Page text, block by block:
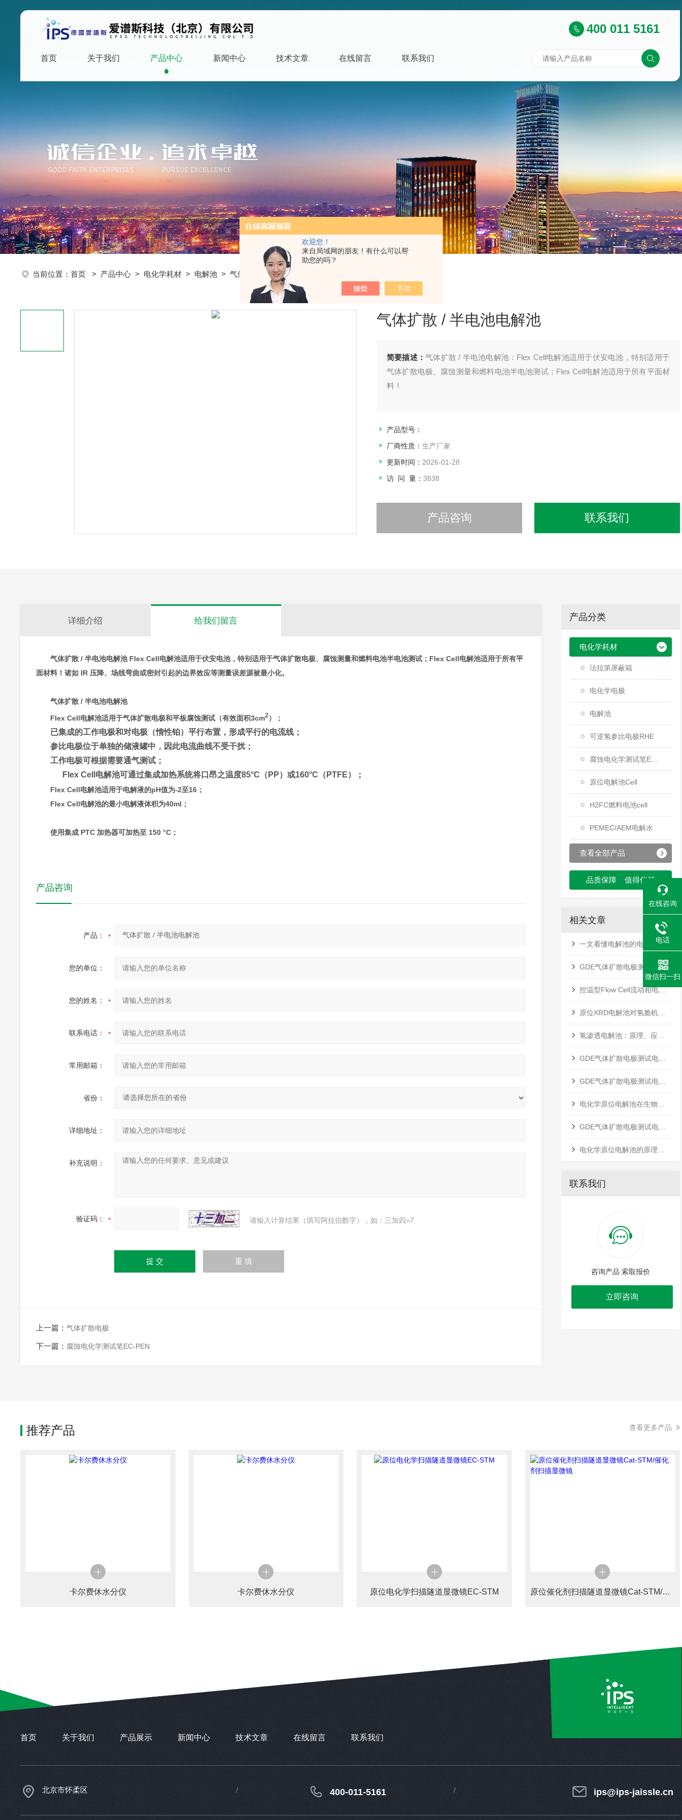
欢迎您！
来自局域网的朋友！有什么可以帮
助您的吗？
400 011 5161
首页 关于我们 产品中心 新闻中心 技术文章 在线留言 联系我们
当前位置： 首页 > 产品中心 > 电化学耗材 > 电解池 > 气体扩散 / 半电池电解池
气体扩散 / 半电池电解池
简要描述： 气体扩散 / 半电池电解池：Flex Cell电解池适用于伏安电池，特别适用于
气体扩散电极、腐蚀测量和燃料电池半电池测试；Flex Cell电解池适用于所有平面材
料！
产品型号：
厂商性质： 生产厂家
更新时间： 2026-01-28
访 问 量： 3838
产品咨询 联系我们
详细介绍 给我们留言
气体扩散 / 半电池电解池Flex Cell电解池适用于伏安电池，特别适用于气体扩散电极、腐蚀测量和燃料电池半电池测试；Flex Cell电解池适用于所有平
面材料！诸如 IR 压降、场线弯曲或密封引起的边界效应等测量误差源被最小化。
气体扩散 / 半电池电解池
Flex Cell电解池适用于气体扩散电极和平板腐蚀测试（有效面积3cm2）；
已集成的工作电极和对电极（惰性铂）平行布置，形成平行的电流线；
参比电极位于单独的储液罐中，因此电流曲线不受干扰；
工作电极可根据需要通气测试；
Flex Cell电解池可通过集成加热系统将口昂之温度85°C（PP）或160°C（PTFE）；
Flex Cell电解池适用于电解液的pH值为-2至16；
Flex Cell电解池的最小电解液体积为40ml；
使用集成 PTC 加热器可加热至 150 °C；
产品咨询
产品：
您的单位：
您的姓名：
联系电话：
常用邮箱：
省份：
详细地址：
补充说明：
验证码： 请输入计算结果（填写阿拉伯数字），如：三加四=7
上一篇： 气体扩散电极
下一篇： 腐蚀电化学测试笔EC-PEN
产品分类
电化学耗材
法拉第屏蔽箱
电化学电极
电解池
可逆氢参比电极RHE
原位电解池Cell
H2FC燃料电池cell
PEMEC/AEM电解水
查看全部产品
品质保障 值得信赖
相关文章
一文看懂电解池的电解规律
GDE气体扩散电极测试电解池操作规范、安全防护与实验环境要求
控温型Flow Cell流动相电解池（气体扩散电极测试池）
联系我们
咨询产品 索取报价
立即咨询
推荐产品 查看更多产品
卡尔费休水分仪 卡尔费休水分仪 原位电化学扫描隧道显微镜EC-STM 原位催化剂扫描隧道显微镜Cat-STM/催化剂扫描显微镜
首页 关于我们 产品展示 新闻中心 技术文章 在线留言 联系我们
北京市怀柔区 400-011-5161 ips@ips-jaissle.cn
在线咨询
电话
微信扫一扫